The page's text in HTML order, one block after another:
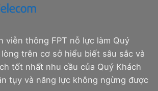
viễn thông FPT nỗ lực làm Quý
trên cơ sở hiểu biết sâu sắc và
tốt nhất nhu cầu của Quý Khách
tụy và năng lực không ngừng được